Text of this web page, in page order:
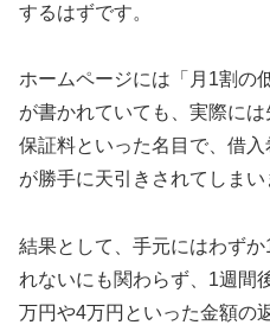
するはずです。
ホームページには「月1割の
が書かれていても、実際に
保証料といった名目で、借
が勝手に天引きされてしまい
結果として、手元にはわず
れないにも関わらず、1週間
万円や4万円といった金額の